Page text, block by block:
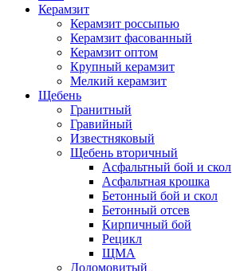
Керамзит
Керамзит россыпью
Керамзит фасованный
Керамзит оптом
Крупный керамзит
Мелкий керамзит
Щебень
Гранитный
Гравийный
Известняковый
Щебень вторичный
Асфальтный бой и скол
Асфальтная крошка
Бетонный бой и скол
Бетонный отсев
Кирпичный бой
Рецикл
ЩМА
Доломовитый